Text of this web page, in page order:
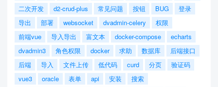
二次开发
d2-crud-plus 常见问题 按钮 BUG
登录
导出
部署 websocket dvadmin-celery
权限
前端vue
导入导出 富文本 docker-compose
echarts
dvadmin3
角色权限 docker 求助 数据库
后端接口
后端
导入 文件上传 低代码 curd 分页
验证码
vue3
oracle 表单 api 安装
搜索